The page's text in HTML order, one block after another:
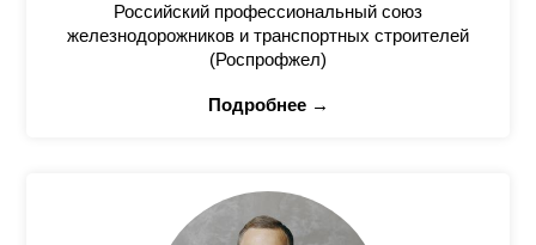
Российский профессиональный союз
железнодорожников и транспортных строителей
(Роспрофжел)
Подробнее →